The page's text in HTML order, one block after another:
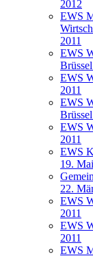
2012
EWS
2011
EWS
EWS
2011
EWS
EWS
2011
EWS
19.
22.
EWS
2011
EWS
2011
EWS